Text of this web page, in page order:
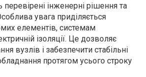
інженерні рішення та
увага приділяється
елементів, системам
ізоляції. Це дозволяє
вузлів і забезпечити стабільні
протягом усього строку